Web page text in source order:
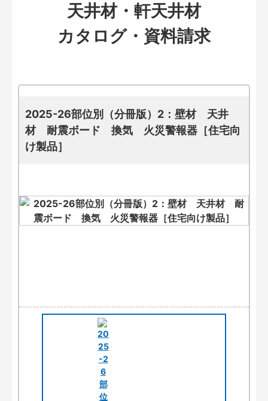
天井材・軒天井材
カタログ・資料請求
2025-26部位別（分冊版）2：壁材 天井
材 耐震ボード 換気 火災警報器［住宅向
け製品］